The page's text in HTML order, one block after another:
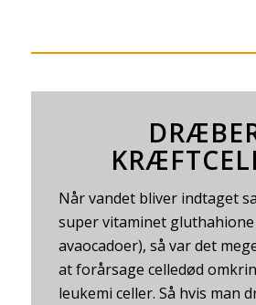
Når vandet bliver indtaget
super vitaminet gluthahione
avaocadoer), så var det
at forårsage celledød
leukemi celler. Så hvis man